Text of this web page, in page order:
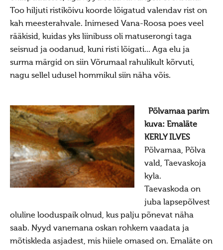
Too hiljuti ristikõivu koorde lõigatud valendav rist on
kah meesterahvale. Inimesed Vana-Roosa poes veel
rääkisid, kuidas yks liinibuss oli matuserongi taga
seisnud ja oodanud, kuni risti lõigati... Aga elu ja
surma märgid on siin Võrumaal rahulikult kõrvuti,
nagu sellel udusel hommikul siin näha võis.
Põlvamaa parim
kuva: Emaläte
KERLY ILVES
Põlvamaa, Põlva
vald, Taevaskoja
kyla.
Taevaskoda on
juba lapsepõlvest
oluline looduspaik olnud, kus palju põnevat näha
saab. Nyyd vanemana oskan rohkem vaadata ja
mõtiskleda asjadest, mis hiiele omased on. Emaläte on